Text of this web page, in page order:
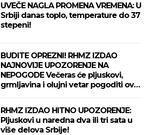
UVEČE NAGLA PROMENA VREMENA: U
Srbiji danas toplo, temperature do 37
stepeni!
BUDITE OPREZNI! RHMZ IZDAO
NAJNOVIJE UPOZORENJE NA
NEPOGODE Večeras će pljuskovi,
grmljavina i olujni vetar pogoditi ove
RHMZ IZDAO HITNO UPOZORENJE:
Pljuskovi u naredna dva ili tri sata u
više delova Srbije!